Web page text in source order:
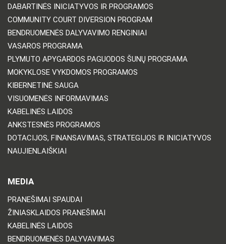
DABARTINĖS INICIATYVOS IR PROGRAMOS
COMMUNITY COURT DIVERSION PROGRAM
BENDRUOMENĖS DALYVAVIMO RENGINIAI
VASAROS PROGRAMA
PLYMUTO APYGARDOS PAGUODOS ŠUNŲ PROGRAMA
MOKYKLOSE VYKDOMOS PROGRAMOS
KIBERNETINĖ SAUGA
VISUOMENĖS INFORMAVIMAS
KABELINĖS LAIDOS
ANKSTESNĖS PROGRAMOS
DOTACIJOS, FINANSAVIMAS, STRATEGIJOS IR INICIATYVOS
NAUJIENLAIŠKIAI
MEDIA
PRANEŠIMAI SPAUDAI
ŽINIASKLAIDOS PRANEŠIMAI
KABELINĖS LAIDOS
BENDRUOMENĖS DALYVAVIMAS